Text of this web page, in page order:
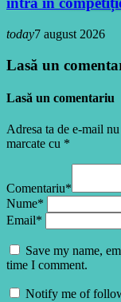
today7 august 2026
Lasă un
Lasă un comentariu
Adresa ta de e-mail
marcate cu *
Comentariu*
Nume*
Email*
Save my name,
time I comment.
Notify me of